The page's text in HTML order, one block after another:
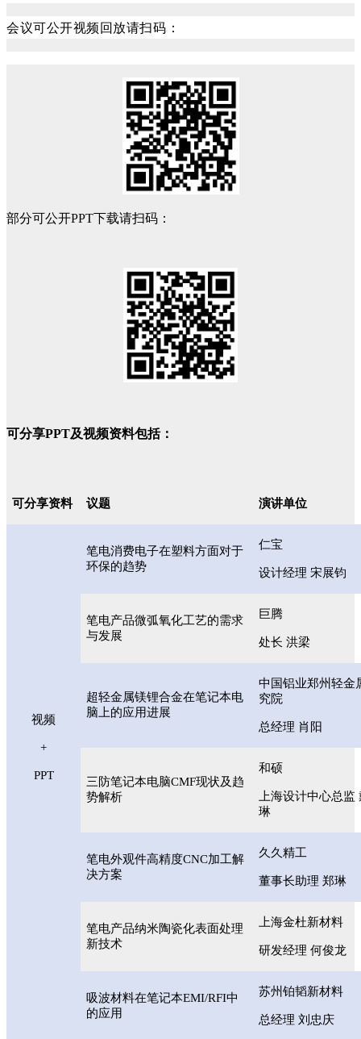
会议可公开视频回放请扫码：
部分可公开PPT下载请扫码：
可分享PPT及视频资料包括：
可分享资料 议题 演讲单位
视频
+
PPT
笔电消费电子在塑料方面对于
环保的趋势
仁宝
设计经理 宋展钧
笔电产品微弧氧化工艺的需求
与发展
巨腾
处长 洪梁
超轻金属镁锂合金在笔记本电
脑上的应用进展
中国铝业郑州轻金
究院
总经理 肖阳
三防笔记本电脑CMF现状及趋
势解析
和硕
上海设计中心总监
琳
笔电外观件高精度CNC加工解
决方案
久久精工
董事长助理 郑琳
笔电产品纳米陶瓷化表面处理
新技术
上海金杜新材料
研发经理 何俊龙
吸波材料在笔记本EMI/RFI中
的应用
苏州铂韬新材料
总经理 刘忠庆